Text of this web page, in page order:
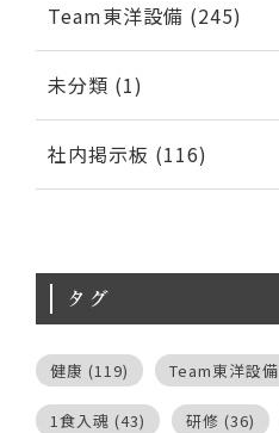
Team東洋設備 (245)
未分類 (1)
社内掲示板 (116)
タグ
健康 (119) Team東洋設備
1食入魂 (43) 研修 (36)